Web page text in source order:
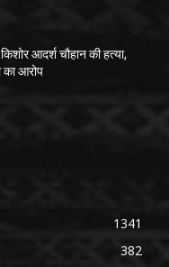
आदर्श चौहान की हत्या,
का आरोप
1341
382